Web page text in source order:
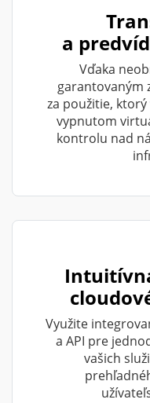
a
Vďaka
garantovaným
za použitie,
vypnutom
kontrolu nad
Využite
a API pre
vašich